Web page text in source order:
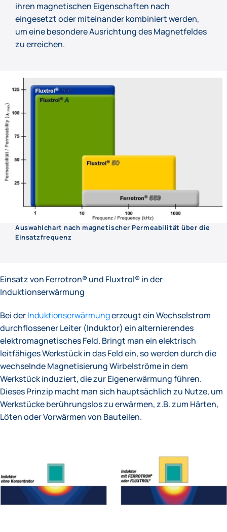
ihren magnetischen Eigenschaften nach
eingesetzt oder miteinander kombiniert werden,
um eine besondere Ausrichtung des Magnetfeldes
zu erreichen.
Auswahlchart nach magnetischer Permeabilität über die
Einsatzfrequenz
Einsatz von Ferrotron® und Fluxtrol® in der
Induktionserwärmung
Bei derInduktionserwärmungerzeugt ein Wechselstrom
durchflossener Leiter (Induktor) ein alternierendes
elektromagnetisches Feld. Bringt man ein elektrisch
leitfähiges Werkstück in das Feld ein, so werden durch die
wechselnde Magnetisierung Wirbelströme in dem
Werkstück induziert, die zur Eigenerwärmung führen.
Dieses Prinzip macht man sich hauptsächlich zu Nutze, um
Werkstücke berührungslos zu erwärmen, z.B. zum Härten,
Löten oder Vorwärmen von Bauteilen.